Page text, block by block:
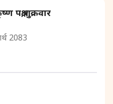
पक्ष,शुक्रवार
2083